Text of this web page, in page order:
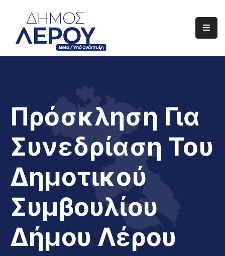
Αρχική
Διαφάνεια
Το
Νησί
Μας
Πρόσκληση Για
Συνεδρίαση Του
Δημοτικού
Συμβουλίου
Δήμου Λέρου